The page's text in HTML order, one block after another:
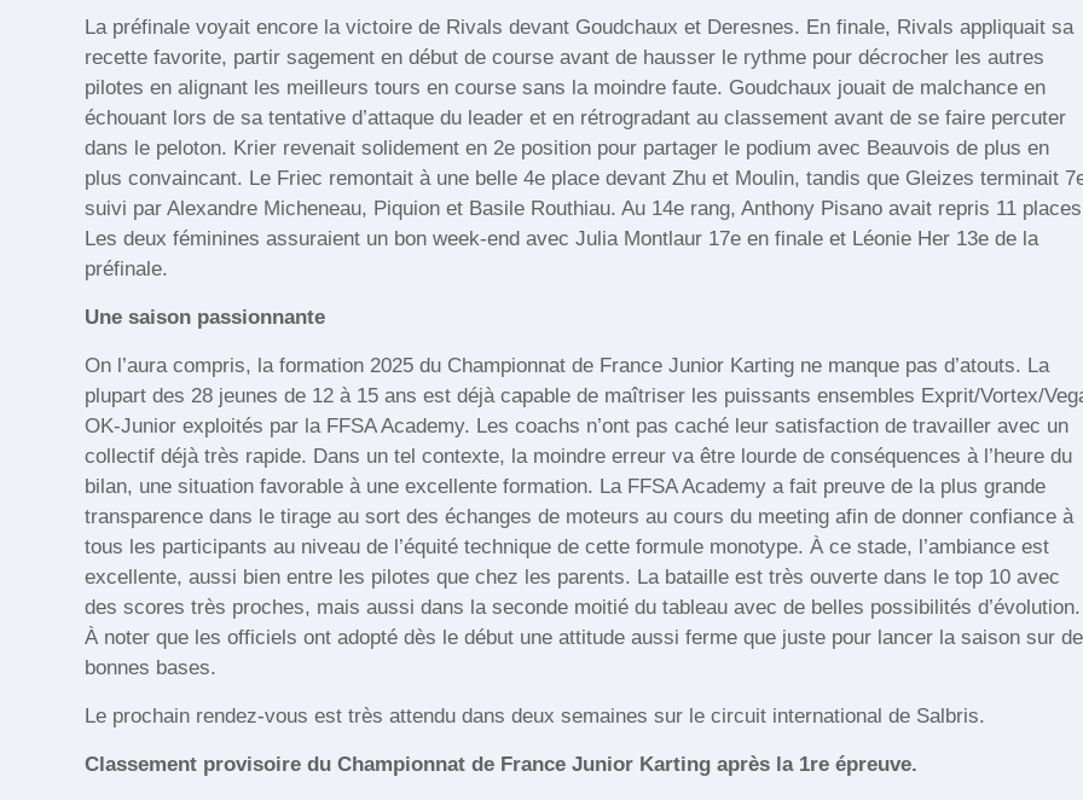
La préfinale voyait encore la victoire de Rivals devant Goudchaux et Deresnes. En finale, Rivals appliquait sa
recette favorite, partir sagement en début de course avant de hausser le rythme pour décrocher les autres
pilotes en alignant les meilleurs tours en course sans la moindre faute. Goudchaux jouait de malchance en
échouant lors de sa tentative d’attaque du leader et en rétrogradant au classement avant de se faire percuter
dans le peloton. Krier revenait solidement en 2e position pour partager le podium avec Beauvois de plus en
plus convaincant. Le Friec remontait à une belle 4e place devant Zhu et Moulin, tandis que Gleizes terminait
suivi par Alexandre Micheneau, Piquion et Basile Routhiau. Au 14e rang, Anthony Pisano avait repris 11
Les deux féminines assuraient un bon week-end avec Julia Montlaur 17e en finale et Léonie Her 13e de la
préfinale.
Une saison passionnante
On l’aura compris, la formation 2025 du Championnat de France Junior Karting ne manque pas d’atouts. La
plupart des 28 jeunes de 12 à 15 ans est déjà capable de maîtriser les puissants ensembles Exprit/Vortex/
OK-Junior exploités par la FFSA Academy. Les coachs n’ont pas caché leur satisfaction de travailler avec un
collectif déjà très rapide. Dans un tel contexte, la moindre erreur va être lourde de conséquences à l’heure du
bilan, une situation favorable à une excellente formation. La FFSA Academy a fait preuve de la plus grande
transparence dans le tirage au sort des échanges de moteurs au cours du meeting afin de donner confiance à
tous les participants au niveau de l’équité technique de cette formule monotype. À ce stade, l’ambiance est
excellente, aussi bien entre les pilotes que chez les parents. La bataille est très ouverte dans le top 10 avec
des scores très proches, mais aussi dans la seconde moitié du tableau avec de belles possibilités d’évolution.
À noter que les officiels ont adopté dès le début une attitude aussi ferme que juste pour lancer la saison sur de
bonnes bases.
Le prochain rendez-vous est très attendu dans deux semaines sur le circuit international de Salbris.
Classement provisoire du Championnat de France Junior Karting après la 1re épreuve.